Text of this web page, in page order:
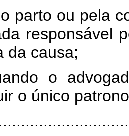
parto ou pela
responsável
da causa;
o
o único